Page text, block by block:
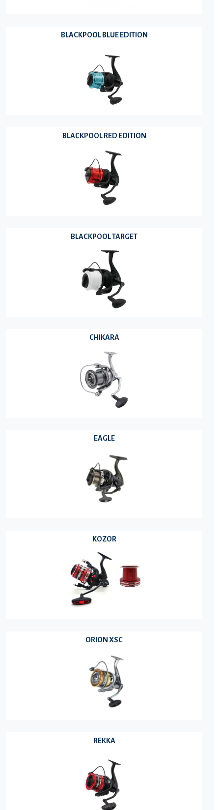
BLACKPOOL BLUE EDITION
BLACKPOOL RED EDITION
BLACKPOOL TARGET
CHIKARA
EAGLE
KOZOR
ORION XSC
REKKA